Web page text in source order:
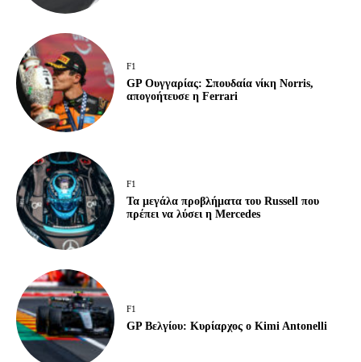
F1
GP Ουγγαρίας: Σπουδαία νίκη Norris,
απογοήτευσε η Ferrari
F1
Τα μεγάλα προβλήματα του Russell που
πρέπει να λύσει η Mercedes
F1
GP Βελγίου: Κυρίαρχος ο Kimi Antonelli